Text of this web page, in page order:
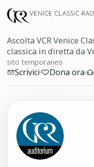
Ascolta VCR Venice
classica in diretta da
sito temporaneo
Scrivici· Dona ora·